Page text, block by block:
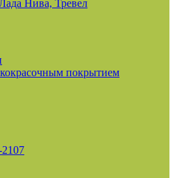
Нива, Тревел
покрытием